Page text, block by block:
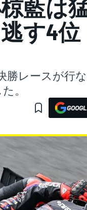
藍は
す4位
決勝レースが
。